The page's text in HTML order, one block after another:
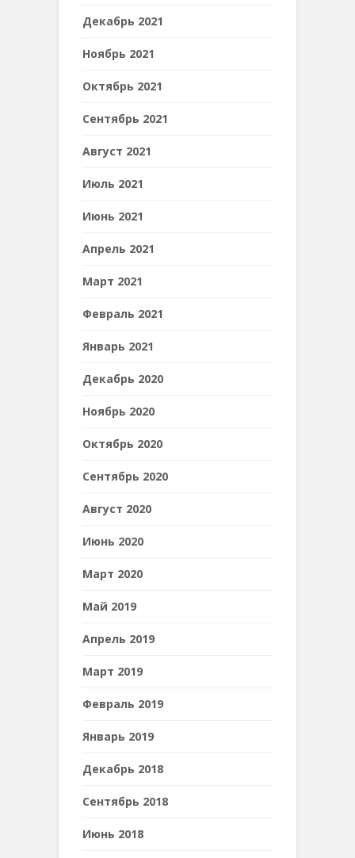
Декабрь 2021
Ноябрь 2021
Октябрь 2021
Сентябрь 2021
Август 2021
Июль 2021
Июнь 2021
Апрель 2021
Март 2021
Февраль 2021
Январь 2021
Декабрь 2020
Ноябрь 2020
Октябрь 2020
Сентябрь 2020
Август 2020
Июнь 2020
Март 2020
Май 2019
Апрель 2019
Март 2019
Февраль 2019
Январь 2019
Декабрь 2018
Сентябрь 2018
Июнь 2018